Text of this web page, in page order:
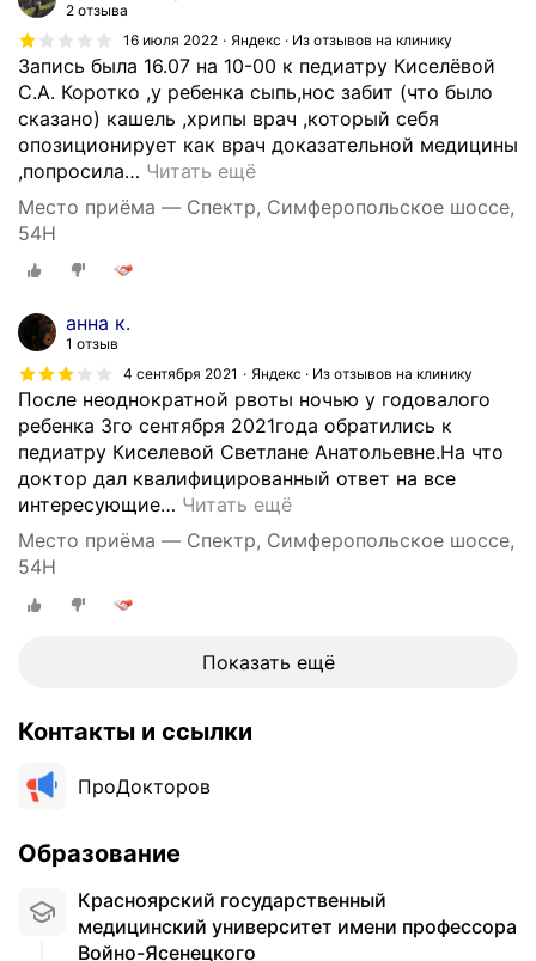
2 отзыва
16 июля 2022
Яндекс · Из отзывов на клинику
Запись была 16.07 на 10-00 к педиатру Киселёвой
С.А. Коротко ,у ребенка сыпь,нос забит (что было
сказано) кашель ,хрипы врач ,который себя
опозиционирует как врач доказательной медицины
,попросила… Читать ещё
Место приёма — Спектр, Симферопольское шоссе,
54Н
анна к.
1 отзыв
4 сентября 2021
Яндекс · Из отзывов на клинику
После неоднократной рвоты ночью у годовалого
ребенка 3го сентября 2021года обратились к
педиатру Киселевой Светлане Анатольевне.На что
доктор дал квалифицированный ответ на все
интересующие… Читать ещё
Место приёма — Спектр, Симферопольское шоссе,
54Н
Показать ещё
Контакты и ссылки
ПроДокторов
Образование
Красноярский государственный
медицинский университет имени профессора
Войно-Ясенецкого